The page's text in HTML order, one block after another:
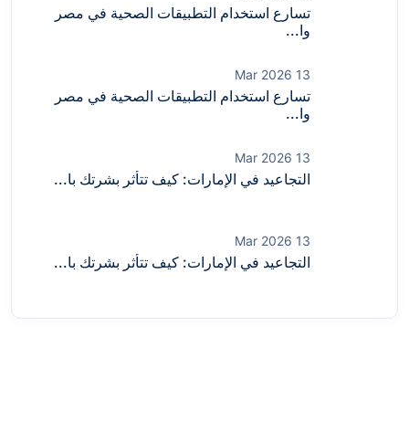
تسارع استخدام التطبيقات الصحية في مصر
وا...
13 Mar 2026
تسارع استخدام التطبيقات الصحية في مصر
وا...
13 Mar 2026
التجاعيد في الإمارات: كيف تتأثر بشرتك با...
13 Mar 2026
التجاعيد في الإمارات: كيف تتأثر بشرتك با...